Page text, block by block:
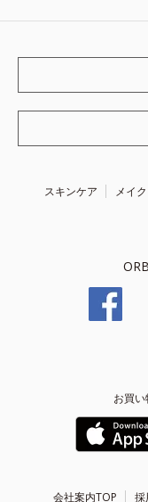
スキンケア メイク
お買
会社案内TOP 採